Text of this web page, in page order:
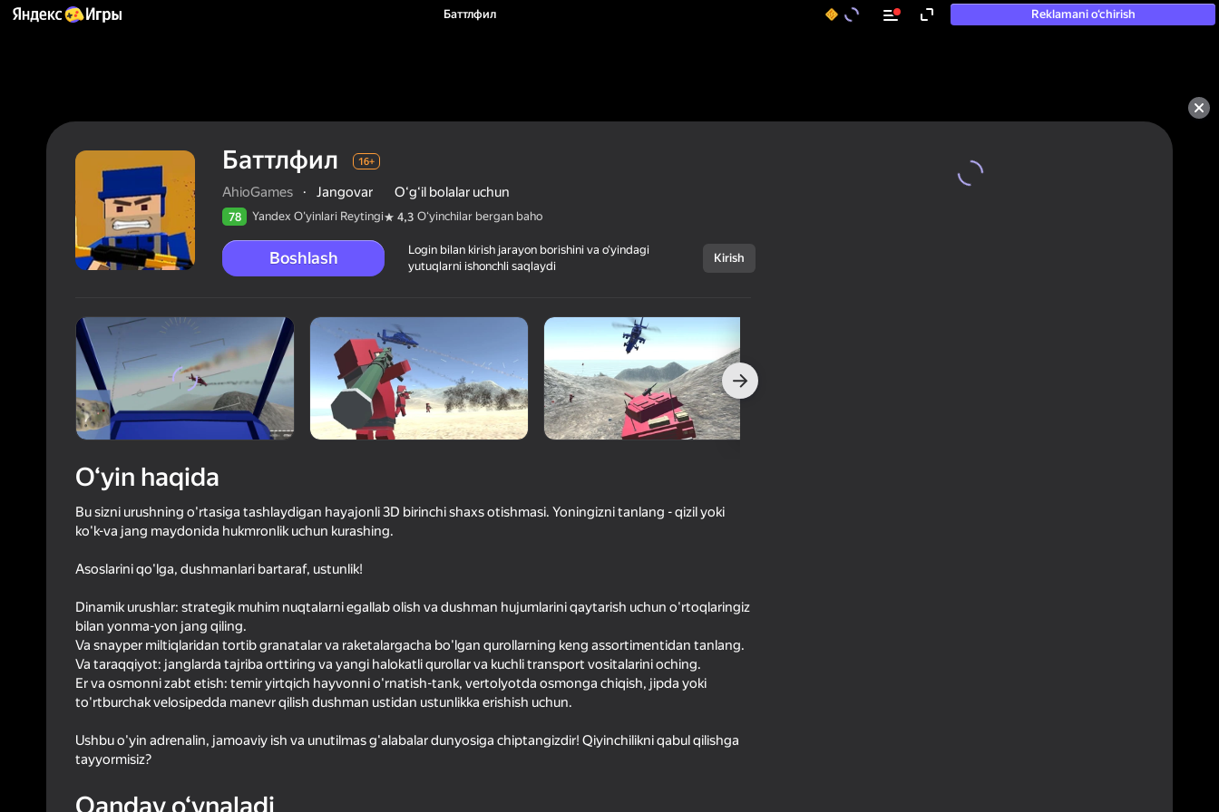
Баттлфил Reklamani o‘chirish
50+ eng yaxshi o‘yinlar, hatto
«o‘ynamaydigan» odamlar ham
Bekor qilish
Баттлфил
Oʻgʻil bolalar uchun
Yandex O'yinlari Reytingi
4,3 Oʻyinchilar bergan baho
Oʻyin haqida batafsil
Баттлфил 16+
AhioGames · Jangovar Oʻgʻil bolalar uchun
78 Yandex O'yinlari Reytingi 4,3 Oʻyinchilar bergan baho
Boshlash
Login bilan kirish jarayon borishini va o‘yindagi
yutuqlarni ishonchli saqlaydi
Kirish
O‘yin haqida
Bu sizni urushning o'rtasiga tashlaydigan hayajonli 3D birinchi shaxs otishmasi. Yoningizni tanlang - qizil yoki
ko'k-va jang maydonida hukmronlik uchun kurashing.
Asoslarini qo'lga, dushmanlari bartaraf, ustunlik!
Dinamik urushlar: strategik muhim nuqtalarni egallab olish va dushman hujumlarini qaytarish uchun o'rtoqlaringiz
bilan yonma-yon jang qiling.
Va snayper miltiqlaridan tortib granatalar va raketalargacha bo'lgan qurollarning keng assortimentidan tanlang.
Va taraqqiyot: janglarda tajriba orttiring va yangi halokatli qurollar va kuchli transport vositalarini oching.
Er va osmonni zabt etish: temir yirtqich hayvonni o'rnatish-tank, vertolyotda osmonga chiqish, jipda yoki
to'rtburchak velosipedda manevr qilish dushman ustidan ustunlikka erishish uchun.
Ushbu o'yin adrenalin, jamoaviy ish va unutilmas g'alabalar dunyosiga chiptangizdir! Qiyinchilikni qabul qilishga
tayyormisiz?